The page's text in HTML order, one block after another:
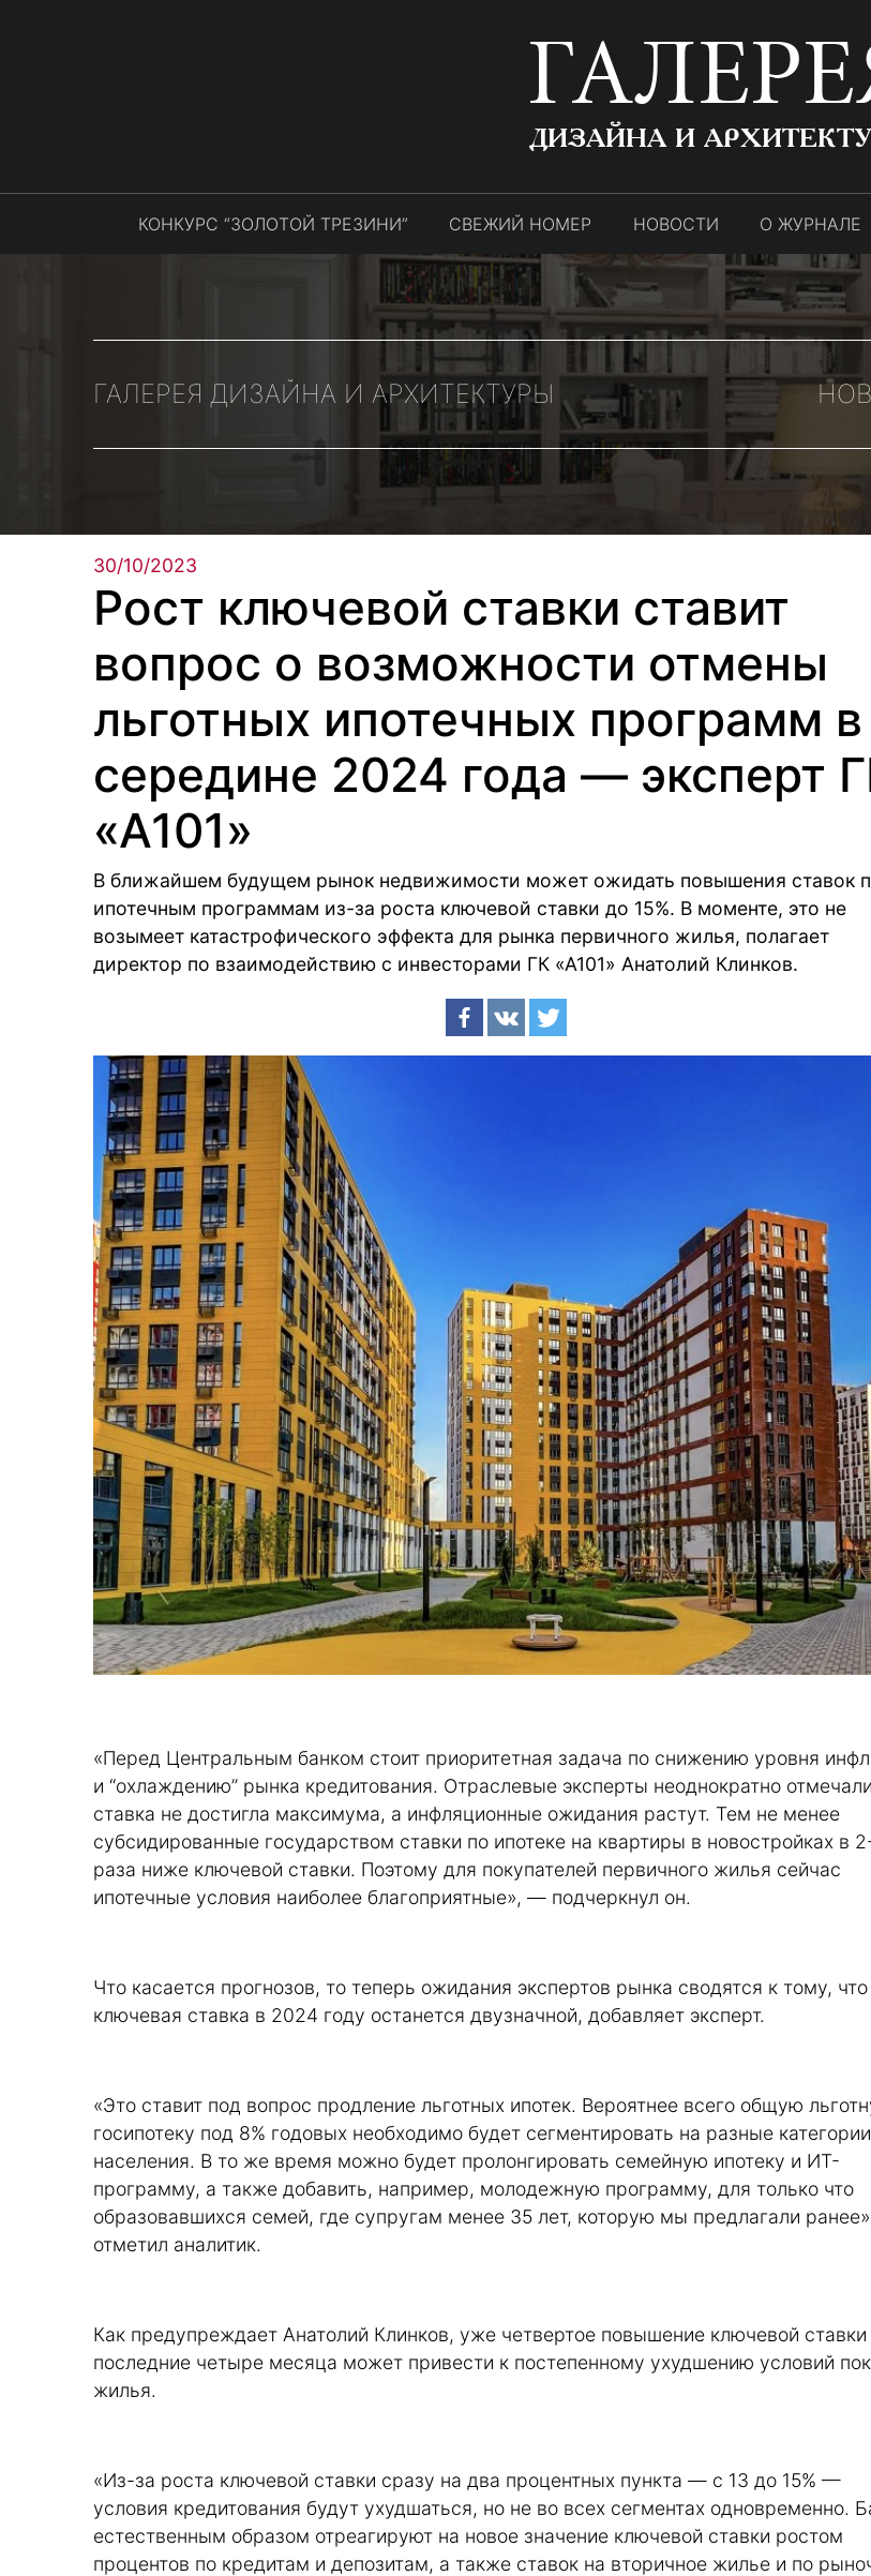
ДИЗАЙНА И
КОНКУРС “ЗОЛОТОЙ ТРЕЗИНИ” СВЕЖИЙ НОМЕР НОВОСТИ О ЖУРНАЛЕ
ГАЛЕРЕЯ ДИЗАЙНА И АРХИТЕКТУРЫ
30/10/2023
Рост ключевой ставки ставит
вопрос о возможности отмены
льготных ипотечных программ в
середине 2024 года — эксперт
«А101»
В ближайшем будущем рынок недвижимости может ожидать повышения ставок
ипотечным программам из-за роста ключевой ставки до 15%. В моменте, это не
возымеет катастрофического эффекта для рынка первичного жилья, полагает
директор по взаимодействию с инвесторами ГК «А101» Анатолий Клинков.
«Перед Центральным банком стоит приоритетная задача по снижению уровня
и “охлаждению” рынка кредитования. Отраслевые эксперты неоднократно
ставка не достигла максимума, а инфляционные ожидания растут. Тем не менее
субсидированные государством ставки по ипотеке на квартиры в новостройках в
раза ниже ключевой ставки. Поэтому для покупателей первичного жилья сейчас
ипотечные условия наиболее благоприятные», — подчеркнул он.
Что касается прогнозов, то теперь ожидания экспертов рынка сводятся к тому, что
ключевая ставка в 2024 году останется двузначной, добавляет эксперт.
«Это ставит под вопрос продление льготных ипотек. Вероятнее всего общую
госипотеку под 8% годовых необходимо будет сегментировать на разные категории
населения. В то же время можно будет пролонгировать семейную ипотеку и ИТ-
программу, а также добавить, например, молодежную программу, для только что
образовавшихся семей, где супругам менее 35 лет, которую мы предлагали
отметил аналитик.
Как предупреждает Анатолий Клинков, уже четвертое повышение ключевой ставки
последние четыре месяца может привести к постепенному ухудшению условий
жилья.
«Из-за роста ключевой ставки сразу на два процентных пункта — с 13 до 15% —
условия кредитования будут ухудшаться, но не во всех сегментах одновременно.
естественным образом отреагируют на новое значение ключевой ставки ростом
процентов по кредитам и депозитам, а также ставок на вторичное жилье и по